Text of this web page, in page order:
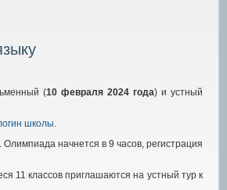
(10 февраля 2024 года) и устный
школы.
Олимпиада начнется в 9 часов, регистрация
11 классов приглашаются на устный тур к